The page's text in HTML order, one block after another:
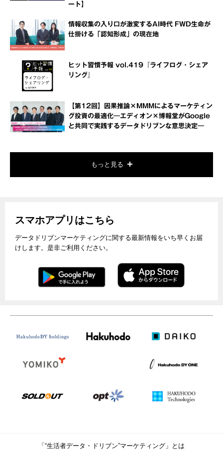
ート】
情報収集の入り口が激変するAI時代 FWD生命が
仕掛ける「認知形成」の現在地
ヒット習慣予報 vol.419『ライフログ・シェア
リング』
【第12回】因果推論×MMMによるマーケティン
グ投資の最適化―エディオン×博報堂がGoogle
と共同で実践するデータドリブンな意思決定―
もっと見る
スマホアプリはこちら
データドリブンマーケティングに関する最新情報をいち早くお届
けします。是非ご利用ください。
「“生活者データ・ドリブン”マーケティング」とは